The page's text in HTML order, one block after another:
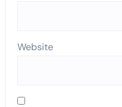
Website